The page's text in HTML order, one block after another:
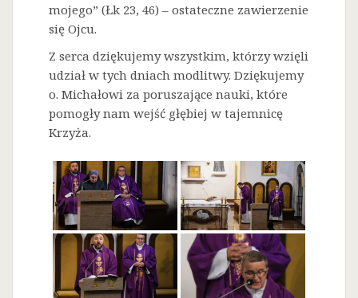
mojego” (Łk 23, 46) – ostateczne zawierzenie
się Ojcu.
Z serca dziękujemy wszystkim, którzy wzięli
udział w tych dniach modlitwy. Dziękujemy
o. Michałowi za poruszające nauki, które
pomogły nam wejść głębiej w tajemnicę
Krzyża.